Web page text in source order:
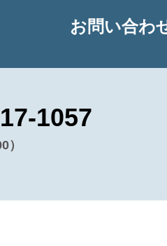
お問い合わ
1057
）